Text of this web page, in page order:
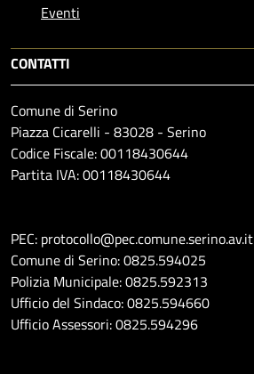
Eventi
CONTATTI
Comune di Serino
Piazza Cicarelli - 83028 - Serino
Codice Fiscale: 00118430644
Partita IVA: 00118430644
PEC: protocollo@pec.comune.serino.av.it
Comune di Serino: 0825.594025
Polizia Municipale: 0825.592313
Ufficio del Sindaco: 0825.594660
Ufficio Assessori: 0825.594296